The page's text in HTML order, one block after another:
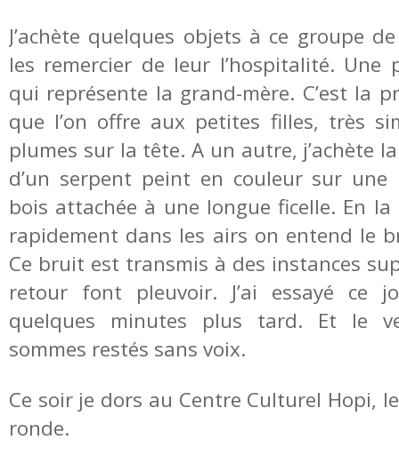
J’achète quelques objets à ce groupe
les remercier de leur l’hospitalité. Une
qui représente la grand-mère. C’est la
que l’on offre aux petites filles, très
plumes sur la tête. A un autre, j’achète
d’un serpent peint en couleur sur une
bois attachée à une longue ficelle. En
rapidement dans les airs on entend le
Ce bruit est transmis à des instances
retour font pleuvoir. J’ai essayé ce
quelques minutes plus tard. Et le
sommes restés sans voix.
Ce soir je dors au Centre Culturel Hopi,
ronde.